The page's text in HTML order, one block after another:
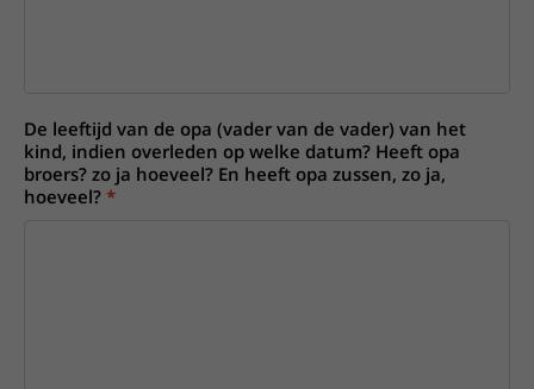
De leeftijd van de opa (vader van de vader) van het
kind, indien overleden op welke datum? Heeft opa
broers? zo ja hoeveel? En heeft opa zussen, zo ja,
hoeveel?